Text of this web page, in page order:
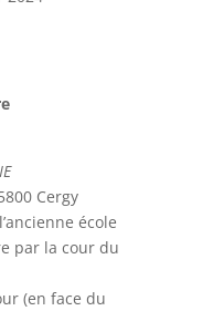
Cergy
école
par la cour du
(en face du